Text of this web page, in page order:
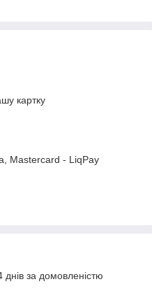
картку
Mastercard - LiqPay
за домовленістю